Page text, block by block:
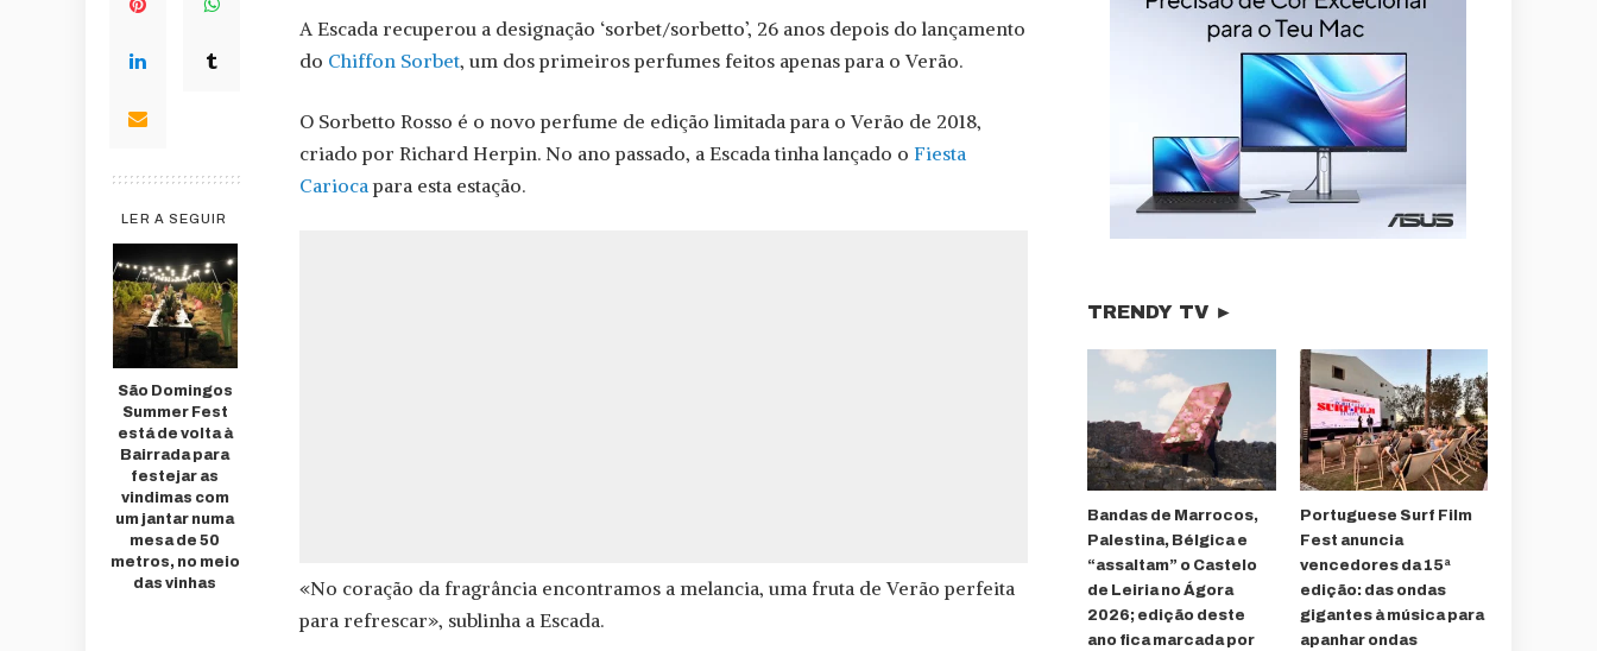
LER A SEGUIR
São Domingos
Summer Fest
está de volta à
Bairrada para
festejar as
vindimas com
um jantar numa
mesa de 50
metros, no meio
das vinhas
A Escada recuperou a designação ‘sorbet/sorbetto’, 26 anos depois do lançamento
do Chiffon Sorbet, um dos primeiros perfumes feitos apenas para o Verão.
O Sorbetto Rosso é o novo perfume de edição limitada para o Verão de 2018,
criado por Richard Herpin. No ano passado, a Escada tinha lançado o Fiesta
Cariocapara esta estação.
«No coração da fragrância encontramos a melancia, uma fruta de Verão perfeita
para refrescar», sublinha a Escada.
TRENDY TV ►
Bandas de Marrocos,
Palestina, Bélgica e
“assaltam” o Castelo
de Leiria no Ágora
2026; edição deste
ano fica marcada por
Portuguese Surf Film
Fest anuncia
vencedores da 15ª
edição: das ondas
gigantes à música para
apanhar ondas